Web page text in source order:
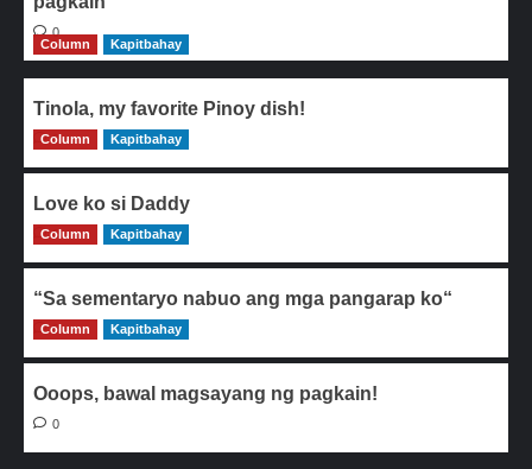
0
Column
Kapitbahay
Tinola, my favorite Pinoy dish!
0
Column Kapitbahay
Love ko si Daddy
0
Column Kapitbahay
“Sa sementaryo nabuo ang mga pangarap ko“
0
Column Kapitbahay
Ooops, bawal magsayang ng pagkain!
0